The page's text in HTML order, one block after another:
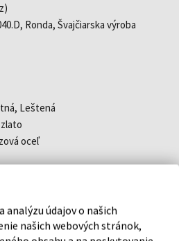
Ronda, Švajčiarska výroba
Leštená
oceľ
Nerezové dno
údajov o našich
našich webových stránok,